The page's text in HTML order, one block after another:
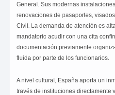
General. Sus modernas
renovaciones de pasaportes,
Civil. La demanda de atención es
mandatorio acudir con una cita
documentación previamente
fluida por parte de los funcionarios.
A nivel cultural, España aporta un
través de instituciones directamente